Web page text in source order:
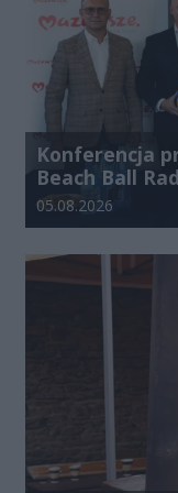
Konferencja
Beach Ball
Data dodania galerii:
05.08.2026